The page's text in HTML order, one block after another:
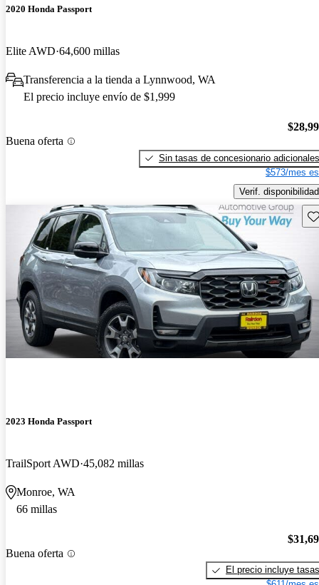
2020 Honda Passport
Elite AWD 64,600 millas
Transferencia a la tienda a Lynnwood, WA
El precio incluye envío de $1,999
Buena oferta
Sin tasas de concesionario adicionales
$573/mes
Verif. disponibilidad
2023 Honda Passport
TrailSport AWD 45,082 millas
Monroe, WA
66 millas
Buena oferta
El precio incluye tasas